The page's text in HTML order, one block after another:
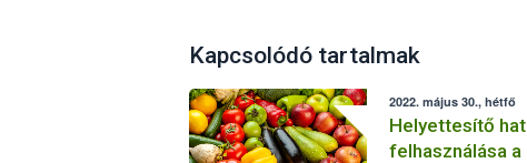
Kapcsolódó tartalmak
2022. május 30., hétfő
Helyettesítő
felhasználása a